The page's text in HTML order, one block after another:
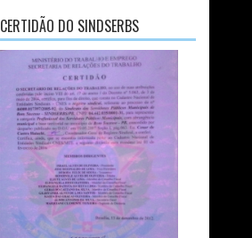
CERTIDÃO DO SINDSERBS